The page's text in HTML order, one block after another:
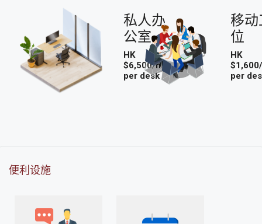
私人办
公室
HK
$6,500/mo
per desk
移动
位
HK
per
便利设施